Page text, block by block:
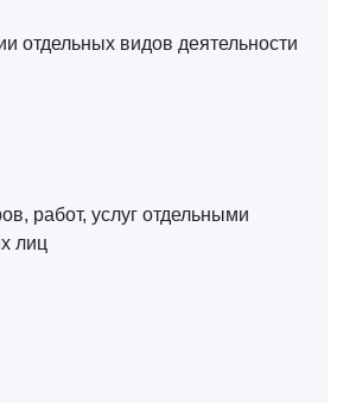
отдельных видов деятельности
работ, услуг отдельными
лиц